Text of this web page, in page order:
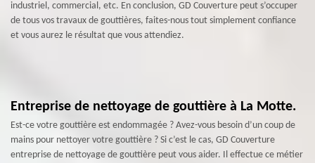
industriel, commercial, etc. En conclusion, GD Couverture peut s’occuper
de tous vos travaux de gouttières, faites-nous tout simplement confiance
et vous aurez le résultat que vous attendiez.
Entreprise de nettoyage de gouttière à La Motte.
Est-ce votre gouttière est endommagée ? Avez-vous besoin d’un coup de
mains pour nettoyer votre gouttière ? Si c’est le cas, GD Couverture
entreprise de nettoyage de gouttière peut vous aider. Il effectue ce métier